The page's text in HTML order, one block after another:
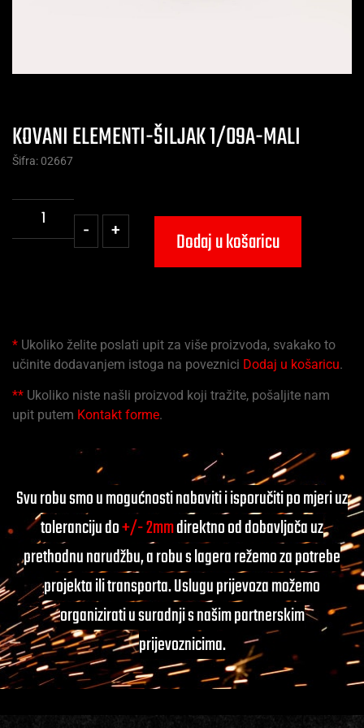
KOVANI ELEMENTI-ŠILJAK 1/09A-MALI
Šifra: 02667
- + Dodaj u košaricu
* Ukoliko želite poslati upit za više proizvoda, svakako to
učinite dodavanjem istoga na poveznici Dodaj u košaricu.
** Ukoliko niste našli proizvod koji tražite, pošaljite nam
upit putem Kontakt forme.
Svu robu smo u mogućnosti nabaviti i isporučiti po mjeri uz
toleranciju do+/- 2mmdirektno od dobavljača uz
prethodnu narudžbu, a robu s lagera režemo za potrebe
projekta ili transporta. Uslugu prijevoza možemo
organizirati u suradnji s našim partnerskim
prijevoznicima.